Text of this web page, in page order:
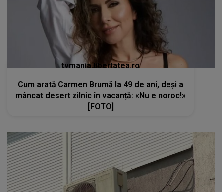
tvmania.libertatea.ro
Cum arată Carmen Brumă la 49 de ani, deși a
mâncat desert zilnic în vacanță: «Nu e noroc!»
[FOTO]